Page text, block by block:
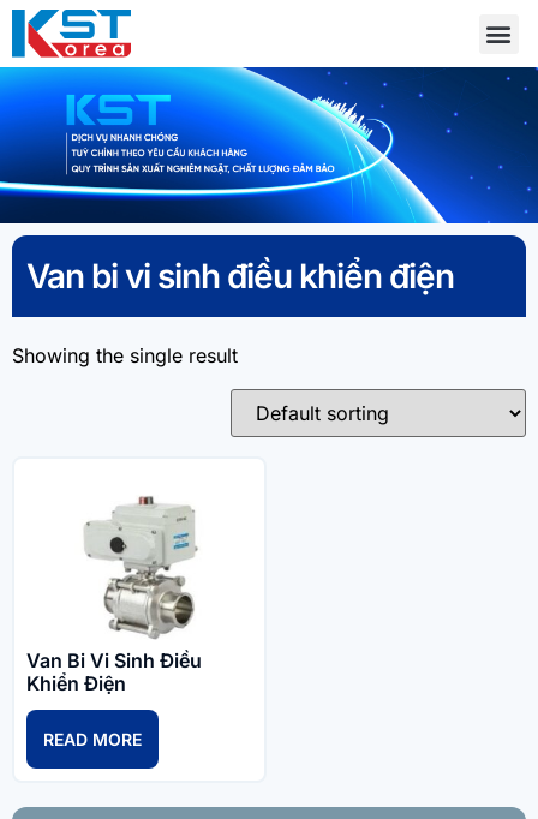
Van bi vi sinh điều khiển điện
Showing the single result
Van Bi Vi Sinh Điều
Khiển Điện
READ MORE